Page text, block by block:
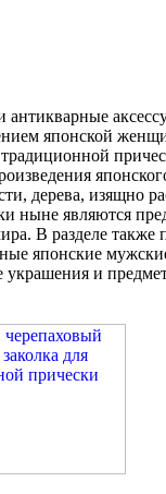
японской
дерева, изящно
ныне являются
В разделе также
японские
и